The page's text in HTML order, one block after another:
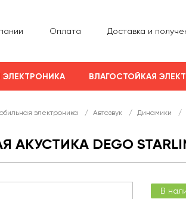
Оплата Доставка и
ВЛАГОСТОЙКАЯ
электроника / Автозвук / Динамики /
DEGO
В